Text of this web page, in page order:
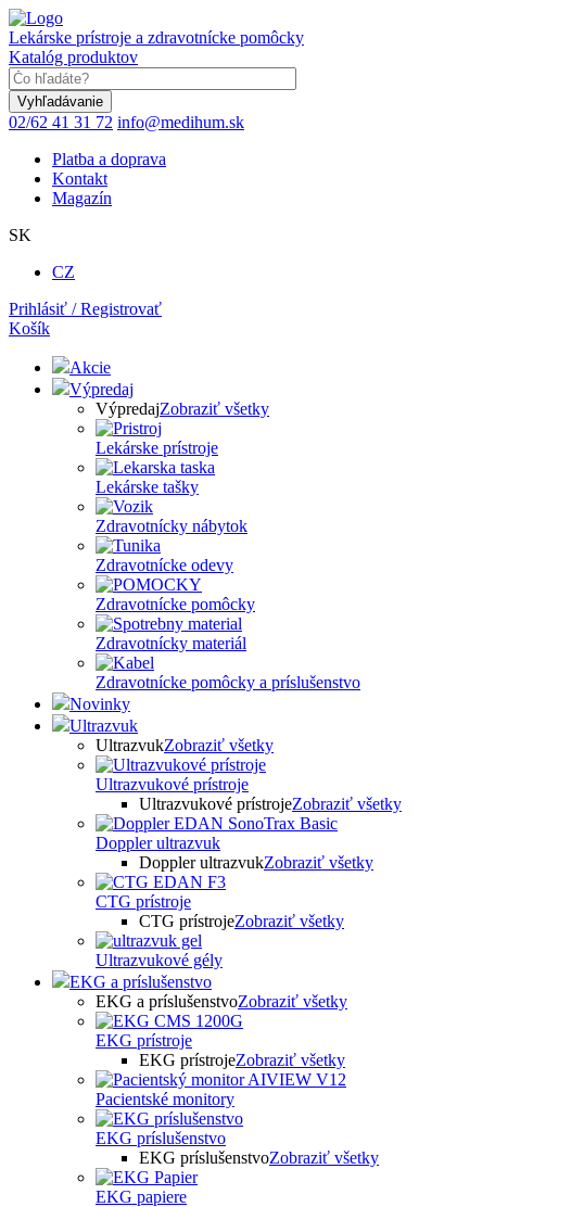
Skočiť
na
hlavný
obsah
Lekárske prístroje a zdravotnícke pomôcky
Katalóg produktov
02/62 41 31 72 info@medihum.sk
Platba a doprava
Kontakt
Magazín
SK
CZ
Prihlásiť / Registrovať
Košík
Akcie
Výpredaj
VýpredajZobraziť všetky
Lekárske prístroje
Lekárske tašky
Zdravotnícky nábytok
Zdravotnícke odevy
Zdravotnícke pomôcky
Zdravotnícky materiál
Zdravotnícke pomôcky a príslušenstvo
Novinky
Ultrazvuk
UltrazvukZobraziť všetky
Ultrazvukové prístroje
Ultrazvukové prístrojeZobraziť všetky
Doppler ultrazvuk
Doppler ultrazvukZobraziť všetky
CTG prístroje
CTG prístrojeZobraziť všetky
Ultrazvukové gély
EKG a príslušenstvo
EKG a príslušenstvoZobraziť všetky
EKG prístroje
EKG prístrojeZobraziť všetky
Pacientské monitory
EKG príslušenstvo
EKG príslušenstvoZobraziť všetky
EKG papiere